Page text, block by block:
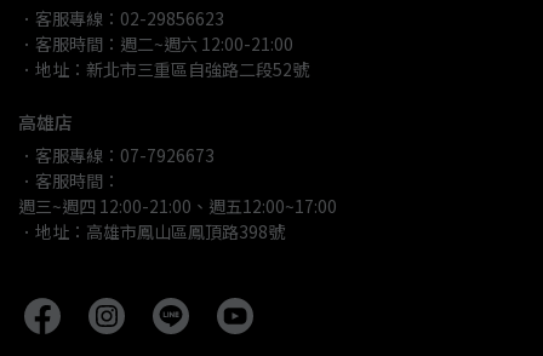
．客服專線：02-29856623
．客服時間：週二~週六 12:00-21:00
．地址：新北市三重區自強路二段52號
高雄店
．客服專線：07-7926673
．客服時間：
週三~週四 12:00-21:00、週五12:00~17:00
．地址：高雄市鳳山區鳳頂路398號